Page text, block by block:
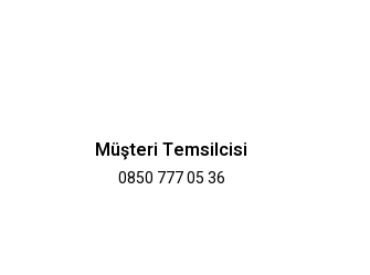
Müşteri Temsilcisi
0850 777 05 36